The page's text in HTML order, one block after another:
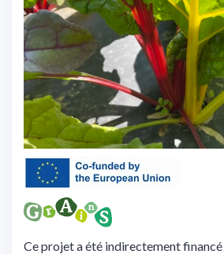
Ce projet a été indirectement financé